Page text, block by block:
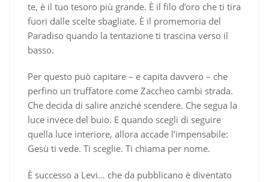
te, è il tuo tesoro più grande. È il filo d’oro che ti tira
fuori dalle scelte sbagliate. È il promemoria del
Paradiso quando la tentazione ti trascina verso il
basso.
Per questo può capitare – e capita davvero – che
perfino un truffatore come Zaccheo cambi strada.
Che decida di salire anziché scendere. Che segua la
luce invece del buio. E quando scegli di seguire
quella luce interiore, allora accade l’impensabile:
Gesù ti vede. Ti sceglie. Ti chiama per nome.
È successo a Levi… che da pubblicano è diventato